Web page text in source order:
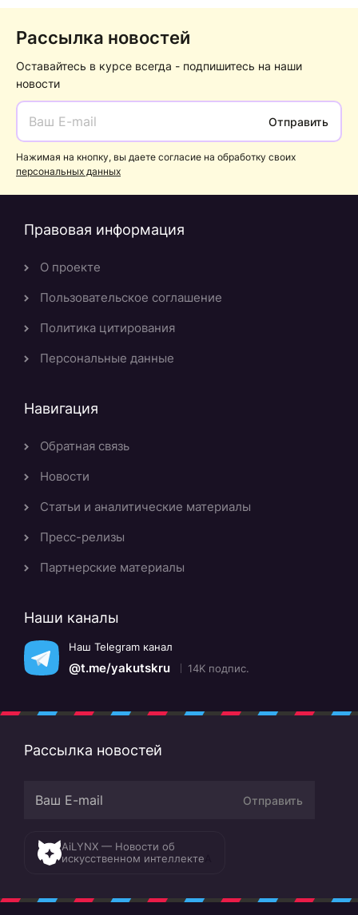
Рассылка новостей
Оставайтесь в курсе всегда - подпишитесь на наши
новости
Отправить
Нажимая на кнопку, вы даете согласие на обработку своих
персональных данных
Правовая информация
О проекте
Пользовательское соглашение
Политика цитирования
Персональные данные
Навигация
Обратная связь
Новости
Статьи и аналитические материалы
Пресс-релизы
Партнерские материалы
Наши каналы
Наш Telegram канал
@t.me/yakutskru 14K подпис.
Рассылка новостей
Отправить
AiLYNX — Новости об
искусственном интеллекте